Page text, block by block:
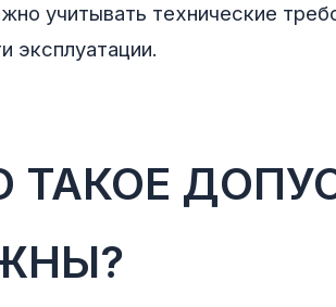
учитывать технические
эксплуатации.
ТАКОЕ